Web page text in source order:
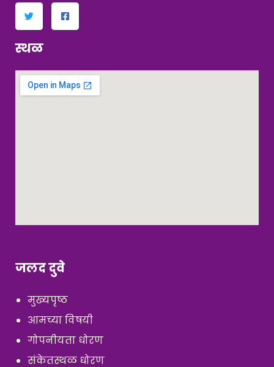
स्थळ
जलद दुवे
मुख्यपृष्ठ
आमच्या विषयी
गोपनीयता धोरण
संकेतस्थळ धोरण